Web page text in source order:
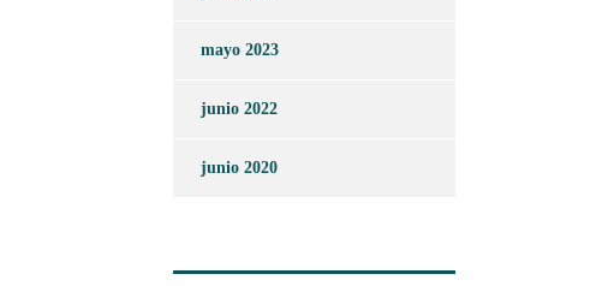
mayo 2023
junio 2022
junio 2020